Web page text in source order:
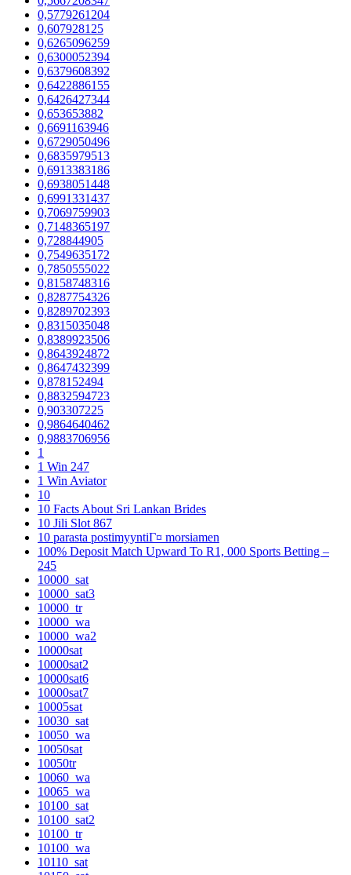
0,5779261204
0,607928125
0,6265096259
0,6300052394
0,6379608392
0,6422886155
0,6426427344
0,653653882
0,6691163946
0,6729050496
0,6835979513
0,6913383186
0,6938051448
0,6991331437
0,7069759903
0,7148365197
0,728844905
0,7549635172
0,7850555022
0,8158748316
0,8287754326
0,8289702393
0,8315035048
0,8389923506
0,8643924872
0,8647432399
0,878152494
0,8832594723
0,903307225
0,9864640462
0,9883706956
1
1 Win 247
1 Win Aviator
10
10 Facts About Sri Lankan Brides
10 Jili Slot 867
10 parasta postimyyntiГ¤ morsiamen
100% Deposit Match Upward To R1, 000 Sports Betting –
245
10000_sat
10000_sat3
10000_tr
10000_wa
10000_wa2
10000sat
10000sat2
10000sat6
10000sat7
10005sat
10030_sat
10050_wa
10050sat
10050tr
10060_wa
10065_wa
10100_sat
10100_sat2
10100_tr
10100_wa
10110_sat